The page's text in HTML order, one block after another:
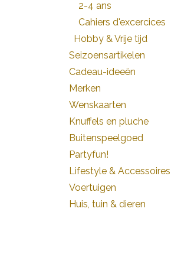
2-4 ans
Cahiers d'excercices
Hobby & Vrije tijd
Seizoensartikelen
Cadeau-ideeën
Merken
Wenskaarten
Knuffels en pluche
Buitenspeelgoed
Partyfun!
Lifestyle & Accessoires
Voertuigen
Huis, tuin & dieren